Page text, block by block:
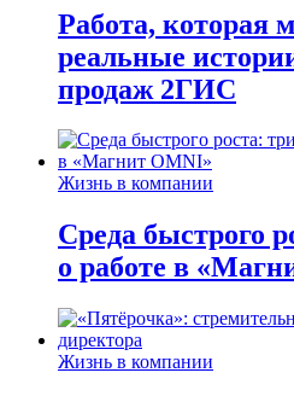
Работа, которая
реальные
продаж 2ГИС
Жизнь в компании
Среда быстрого
о работе в
Жизнь в компании